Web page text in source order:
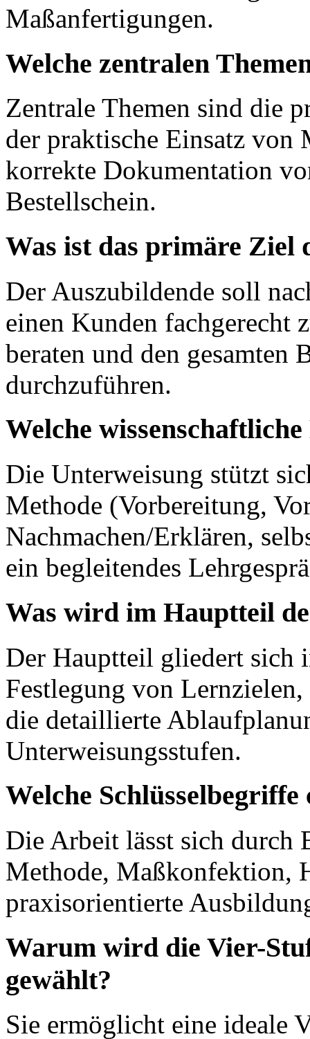
Maßanfertigungen.
Welche zentralen
Zentrale Themen sind die
der praktische Einsatz von
korrekte Dokumentation
Bestellschein.
Was ist das primäre Ziel
Der Auszubildende soll
einen Kunden fachgerecht
beraten und den gesamten
durchzuführen.
Welche
Die Unterweisung stützt
Methode (Vorbereitung,
Nachmachen/Erklären,
ein begleitendes
Was wird im Hauptteil
Der Hauptteil gliedert sich
Festlegung von
die detaillierte
Unterweisungsstufen.
Welche
Die Arbeit lässt sich durch
Methode, Maßkonfektion,
praxisorientierte
Warum wird die Vier-
gewählt?
Sie ermöglicht eine ideale